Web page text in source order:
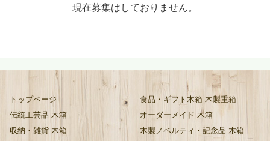
現在募集はしておりません。
トップページ
伝統工芸品 木箱
収納・雑貨 木箱
食品・ギフト木箱 木製重箱
オーダーメイド 木箱
木製ノベルティ・記念品 木箱